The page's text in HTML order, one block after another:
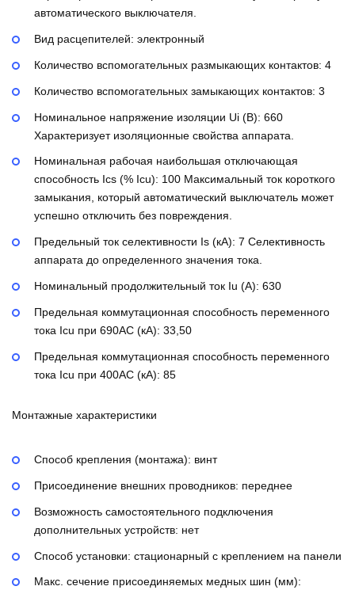
автоматического выключателя.
Вид расцепителей: электронный
Количество вспомогательных размыкающих контактов: 4
Количество вспомогательных замыкающих контактов: 3
Номинальное напряжение изоляции Ui (В): 660
Характеризует изоляционные свойства аппарата.
Номинальная рабочая наибольшая отключающая
способность Ics (% Icu): 100 Максимальный ток короткого
замыкания, который автоматический выключатель может
успешно отключить без повреждения.
Предельный ток селективности Is (кА): 7 Селективность
аппарата до определенного значения тока.
Номинальный продолжительный ток Iu (А): 630
Предельная коммутационная способность переменного
тока Icu при 690AC (кА): 33,50
Предельная коммутационная способность переменного
тока Icu при 400АС (кА): 85
Монтажные характеристики
Способ крепления (монтажа): винт
Присоединение внешних проводников: переднее
Возможность самостоятельного подключения
дополнительных устройств: нет
Способ установки: стационарный с креплением на панели
Макс. сечение присоединяемых медных шин (мм):